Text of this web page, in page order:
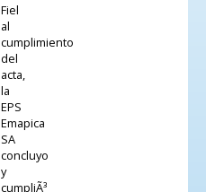
Fiel
al
cumplimiento
del
acta,
la
EPS
Emapica
SA
concluyo
y
cumpliÃ³